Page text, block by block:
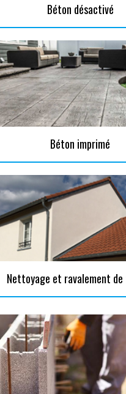
Béton désactivé
Béton imprimé
Nettoyage et ravalement de